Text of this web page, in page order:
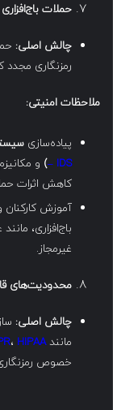
حملات باج‌افزاری
چالش اصلی:
رمزنگاری
ملاحظات امنیتی:
پیاده‌سازی
– IDS
) و
کاهش اثرات
آموزش
باج‌افزاری،
غیرمجاز.
محدودیت‌های
چالش اصلی:
مانند
، HIPAA
خصوص رمزنگاری